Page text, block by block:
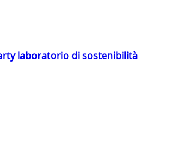
laboratorio di sostenibilità